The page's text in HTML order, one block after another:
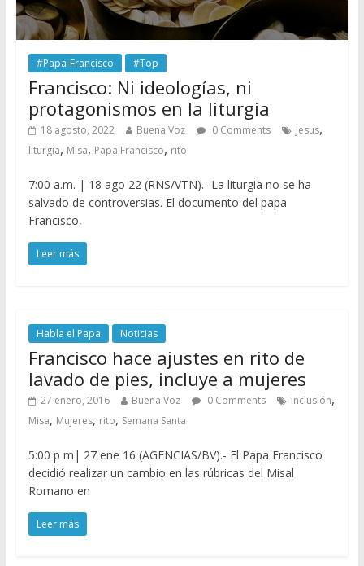
#Papa-Francisco #Top
Francisco: Ni ideologías, ni
protagonismos en la liturgia
18 agosto, 2022 Buena Voz 0 Comments Jesus,
liturgia, Misa, Papa Francisco, rito
7:00 a.m. | 18 ago 22 (RNS/VTN).- La liturgia no se ha
salvado de controversias. El documento del papa
Francisco,
Leer más
Habla el Papa Noticias
Francisco hace ajustes en rito de
lavado de pies, incluye a mujeres
27 enero, 2016 Buena Voz 0 Comments inclusión,
Misa, Mujeres, rito, Semana Santa
5:00 p m| 27 ene 16 (AGENCIAS/BV).- El Papa Francisco
decidió realizar un cambio en las rúbricas del Misal
Romano en
Leer más